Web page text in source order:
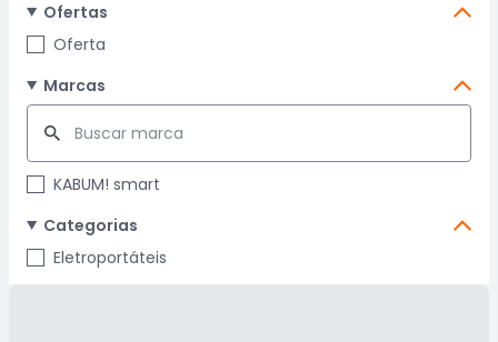
Ofertas
Oferta
Marcas
KABUM! smart
Categorias
Eletroportáteis